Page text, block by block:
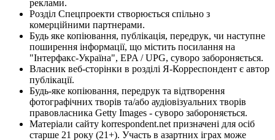
реклами.
Розділ Спецпроекти створюється спільно з
комерційними партнерами.
Будь яке копіювання, публікація, передрук, чи наступне
поширення інформації, що містить посилання на
"Інтерфакс-Україна", EPA / UPG, суворо забороняється.
Власник веб-сторінки в розділі Я-Корреспондент є автор
публікації.
Будь-яке копіювання, передрук та відтворення
фотографічних творів та/або аудіовізуальних творів
правовласника Getty Images - суворо забороняється.
Матеріали сайту korrespondent.net призначені для осіб
старше 21 року (21+). Участь в азартних іграх може